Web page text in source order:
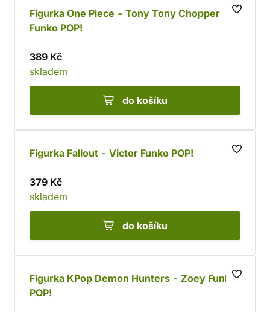
Figurka One Piece - Tony Tony Chopper
Funko POP!
389 Kč
skladem
do košíku
Figurka Fallout - Victor Funko POP!
379 Kč
skladem
do košíku
Figurka KPop Demon Hunters - Zoey Funko
POP!